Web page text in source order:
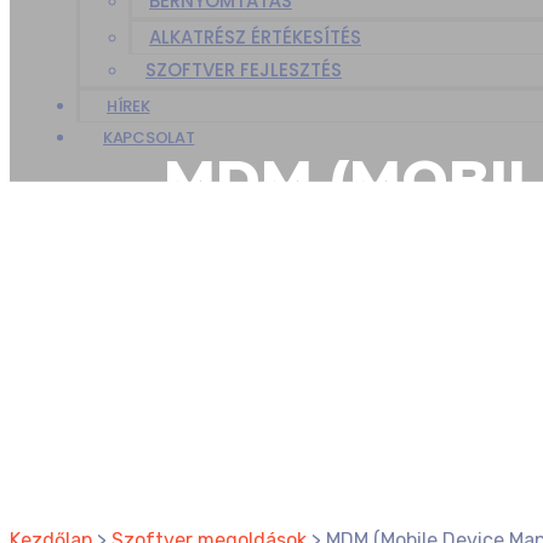
ALKATRÉSZ ÉRTÉKESÍTÉS
SZOFTVER FEJLESZTÉS
HÍREK
KAPCSOLAT
MDM